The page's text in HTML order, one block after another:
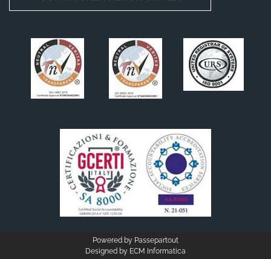
Powered by Passepartout
Designed by ECM Informatica